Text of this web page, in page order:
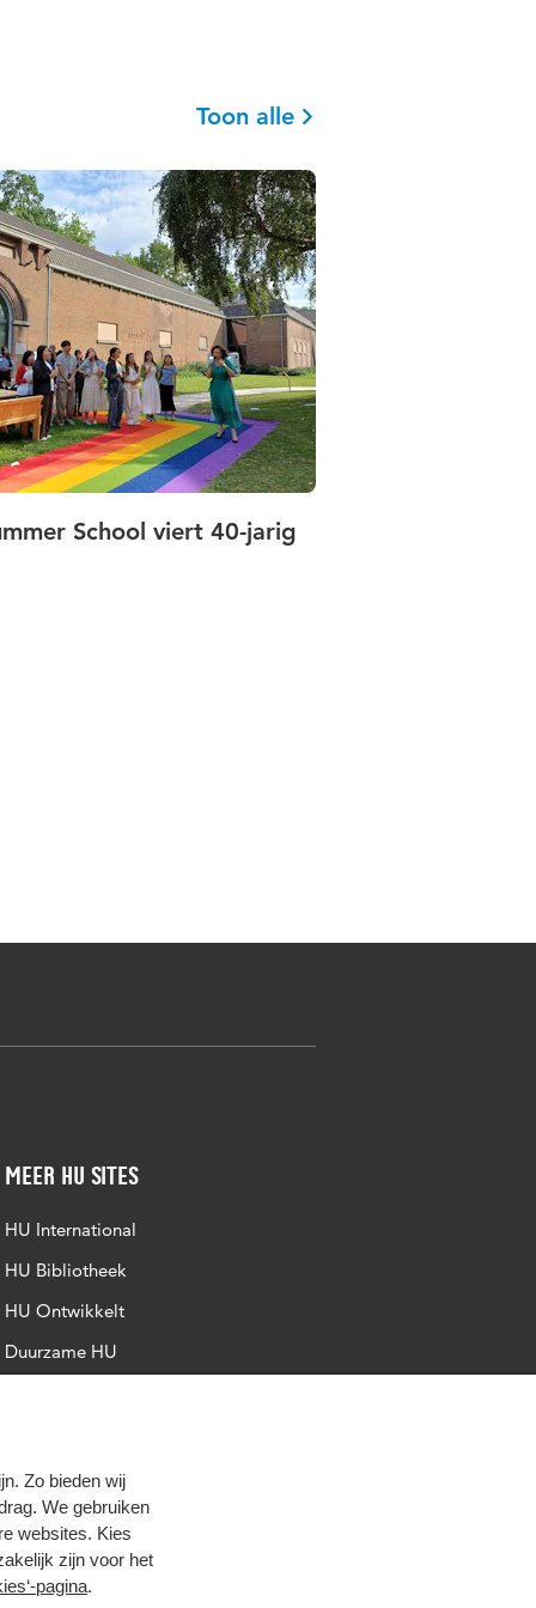
Zo bieden wij
We gebruiken
websites. Kies
zijn voor het
pagina.
Toon alle
School viert 40-jarig
Meer HU sites
HU International
HU Bibliotheek
HU Ontwikkelt
Duurzame HU